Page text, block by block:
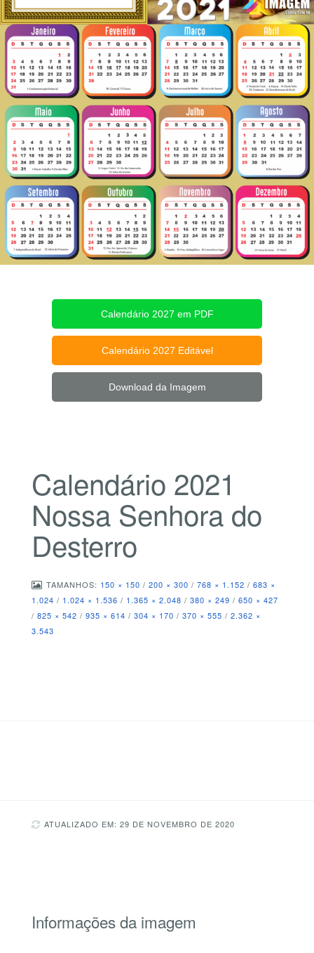
Calendário 2027 em PDF
Calendário 2027 Editável
Download da Imagem
Calendário 2021
Nossa Senhora do
Desterro
TAMANHOS: 150 × 150 / 200 × 300 / 768 × 1.152 / 683 ×
1.024 / 1.024 × 1.536 / 1.365 × 2.048 / 380 × 249 / 650 × 427
/ 825 × 542 / 935 × 614 / 304 × 170 / 370 × 555 / 2.362 ×
3.543
ATUALIZADO EM: 29 DE NOVEMBRO DE 2020
Informações da imagem